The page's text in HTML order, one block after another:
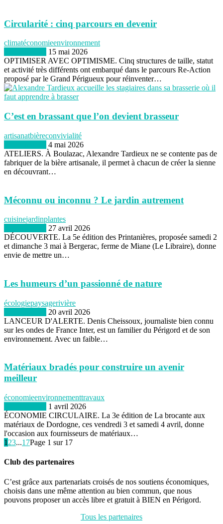
Circularité : cinq parcours en devenir
climatéconomieenvironnement
15 mai 2026
OPTIMISER AVEC OPTIMISME. Cinq structures de taille, statut
et activité très différents ont embarqué dans le parcours Re-Action
proposé par le Grand Périgueux pour réinventer…
C’est en brassant que l’on devient brasseur
artisanatbièreconvivialité
4 mai 2026
ATELIERS. À Boulazac, Alexandre Tardieux ne se contente pas de
fabriquer de la bière artisanale, il permet à chacun de créer la sienne
en découvrant…
Méconnu ou inconnu ? Le jardin autrement
cuisinejardinplantes
27 avril 2026
DÉCOUVERTE. La 5e édition des Printanières, proposée samedi 2
et dimanche 3 mai à Bergerac, ferme de Miane (Le Libraire), donne
envie de mettre un…
Les humeurs d’un passionné de nature
écologiepaysagerivière
20 avril 2026
LANCEUR D'ALERTE. Denis Cheissoux, journaliste bien connu
sur les ondes de France Inter, est un familier du Périgord et de son
environnement. Avec un faible…
Matériaux bradés pour construire un avenir
meilleur
économieenvironnementtravaux
1 avril 2026
ÉCONOMIE CIRCULAIRE. La 3e édition de La brocante aux
matériaux de Dordogne, ces vendredi 3 et samedi 4 avril, donne
l'occasion aux fournisseurs de matériaux…
1 23...17Page 1 sur 17
Club des partenaires
C’est grâce aux partenariats croisés de nos soutiens économiques,
choisis dans une même attention au bien commun, que nous
pouvons proposer un accès libre et gratuit à BIEN en Périgord.
Tous les partenaires